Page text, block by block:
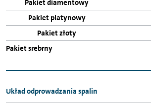
Układ odprowadzania spalin